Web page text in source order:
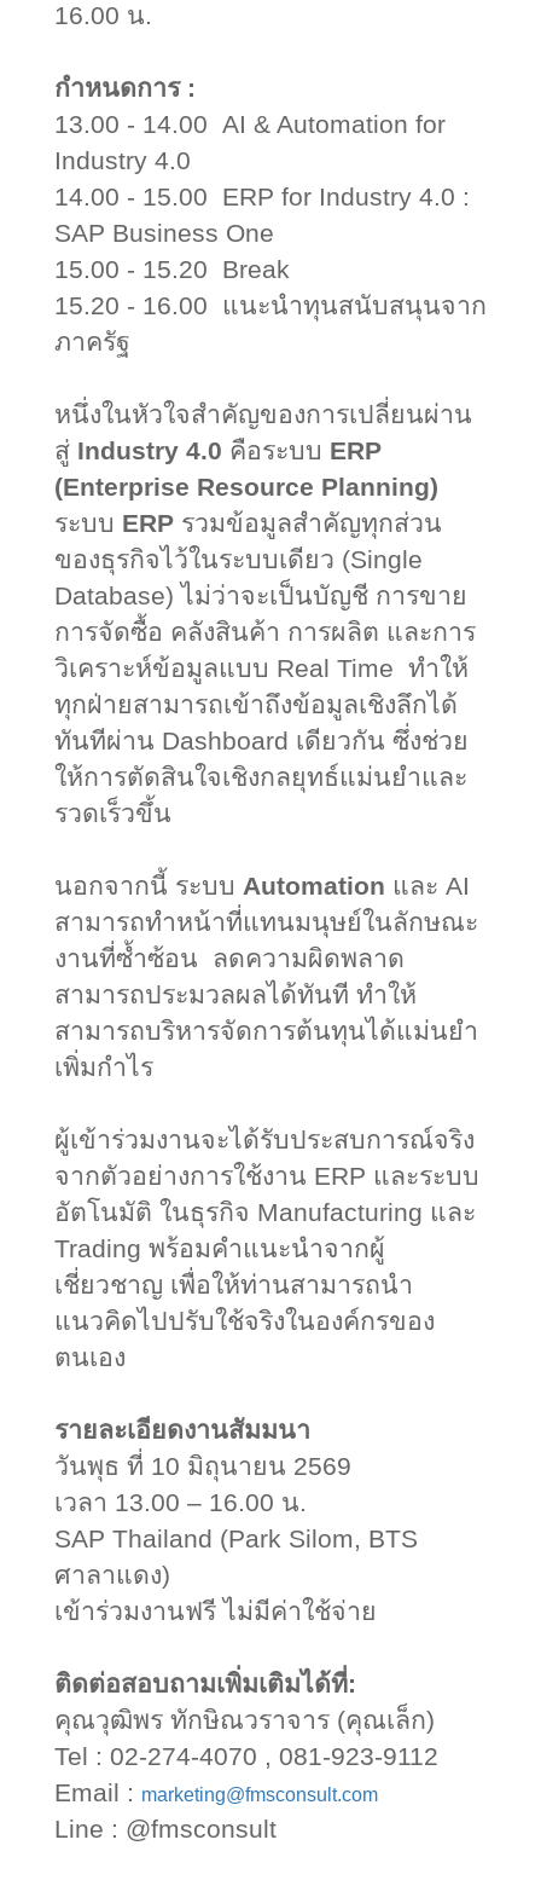
16.00 น.
กำหนดการ :
13.00 - 14.00 AI & Automation for
Industry 4.0
14.00 - 15.00 ERP for Industry 4.0 :
SAP Business One
15.00 - 15.20 Break
15.20 - 16.00 แนะนำทุนสนับสนุนจาก
ภาครัฐ
หนึ่งในหัวใจสำคัญของการเปลี่ยนผ่าน
สู่ Industry 4.0 คือระบบ ERP
(Enterprise Resource Planning)
ระบบ ERP รวมข้อมูลสำคัญทุกส่วน
ของธุรกิจไว้ในระบบเดียว (Single
Database)ไม่ว่าจะเป็นบัญชี การขาย
การจัดซื้อ คลังสินค้า การผลิต และการ
วิเคราะห์ข้อมูลแบบ Real Time ทำให้
ทุกฝ่ายสามารถเข้าถึงข้อมูลเชิงลึกได้
ทันทีผ่าน Dashboard เดียวกัน ซึ่งช่วย
ให้การตัดสินใจเชิงกลยุทธ์แม่นยำและ
รวดเร็วขึ้น
นอกจากนี้ ระบบ Automation และ AI
สามารถทำหน้าที่แทนมนุษย์ในลักษณะ
งานที่ซ้ำซ้อน ลดความผิดพลาด
สามารถประมวลผลได้ทันที ทำให้
สามารถบริหารจัดการต้นทุนได้แม่นยำ
เพิ่มกำไร
ผู้เข้าร่วมงานจะได้รับประสบการณ์จริง
จากตัวอย่างการใช้งาน ERP และระบบ
อัตโนมัติ ในธุรกิจ Manufacturing และ
Trading พร้อมคำแนะนำจากผู้
เชี่ยวชาญ เพื่อให้ท่านสามารถนำ
แนวคิดไปปรับใช้จริงในองค์กรของ
ตนเอง
รายละเอียดงานสัมมนา
วันพุธ ที่ 10 มิถุนายน 2569
เวลา 13.00 – 16.00 น.
SAP Thailand (Park Silom, BTS
ศาลาแดง)
เข้าร่วมงานฟรี ไม่มีค่าใช้จ่าย
ติดต่อสอบถามเพิ่มเติมได้ที่:
คุณวุฒิพร ทักษิณวราจาร (คุณเล็ก)
Tel : 02-274-4070 , 081-923-9112
Email : marketing@fmsconsult.com
Line : @fmsconsult